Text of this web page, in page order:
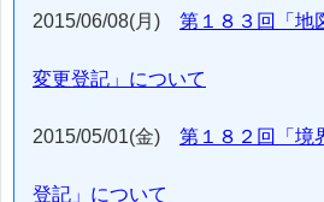
2015/06/08(月) 第１８３回「地
変更登記」について
2015/05/01(金) 第１８２回「境
登記」について